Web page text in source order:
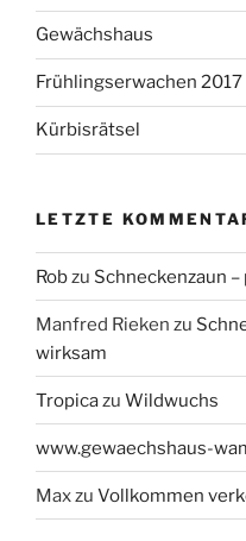
Gewächshaus
Frühlingserwachen 2017
Kürbisrätsel
LETZTE
Robzu Schneckenzaun
Manfred Rieken zu
wirksam
Tropicazu Wildwuchs
www.gewaechshaus-
Maxzu Vollkommen